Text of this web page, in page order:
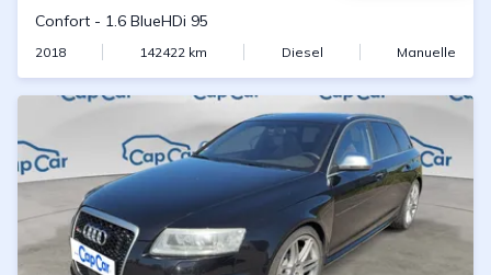
Confort - 1.6 BlueHDi 95
2018 142422 km Diesel Manuelle